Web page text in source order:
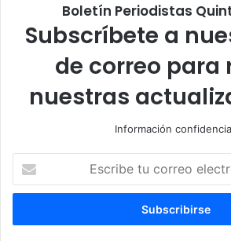
Boletín Periodistas
Subscríbete a
de correo para
nuestras
Información
correo